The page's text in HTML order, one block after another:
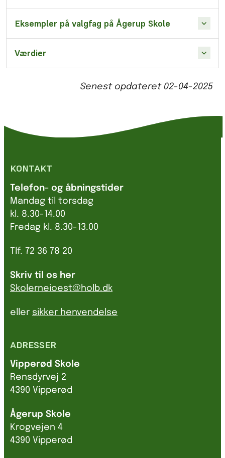
Eksempler på valgfag på Ågerup Skole
Værdier
Senest opdateret 02-04-2025
KONTAKT
Telefon- og åbningstider
Mandag til torsdag
kl. 8.30-14.00
Fredag kl. 8.30-13.00
Tlf. 72 36 78 20
Skriv til os her
Skolerneioest@holb.dk
eller sikker henvendelse
ADRESSER
Vipperød Skole
Rensdyrvej 2
4390 Vipperød
Ågerup Skole
Krogvejen 4
4390 Vipperød